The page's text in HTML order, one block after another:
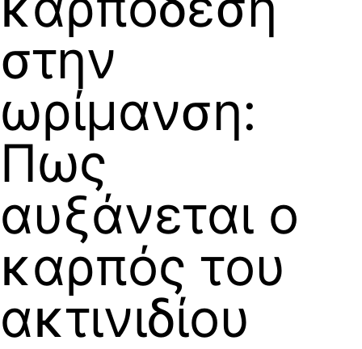
στην
ωρίμανση:
Πως
αυξάνεται ο
καρπός του
ακτινιδίου